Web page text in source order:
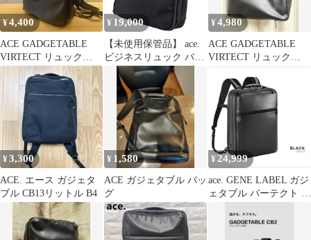
¥4,400
ACE GADGETABLE
VIRTECT リュック
2way 黒
¥ 19,000
【未使用保管品】 ace.
ビジネスリュック バッ
クパック 2way ブラッ
¥4,980
ACE GADGETABLE
VIRTECT リュック
¥3,300
ACE. エース ガジェタ
ブル CB13リットル B4
¥ 1,580
ACE ガジェタブル バッ
グ
¥ 24,999
ace. GENE LABEL ガジ
ェタブル バーテクト リ